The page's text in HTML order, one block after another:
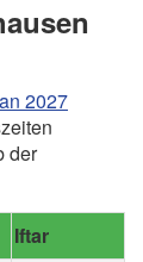
2027
der
Iftar